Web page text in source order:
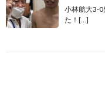
小林航大3-0
た！[…]